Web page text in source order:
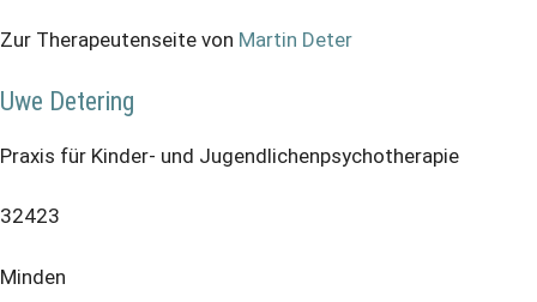
Zur Therapeutenseite von Martin Deter
Uwe Detering
Praxis für Kinder- und Jugendlichenpsychotherapie
32423
Minden